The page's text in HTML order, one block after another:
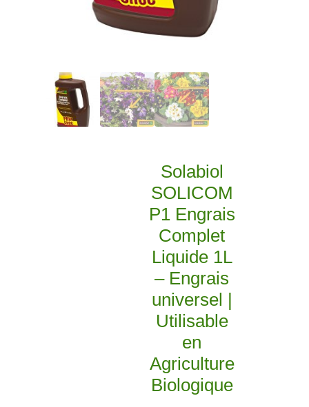
Solabiol
SOLICOM
P1 Engrais
Complet
Liquide 1L
– Engrais
universel |
Utilisable
en
Agriculture
Biologique